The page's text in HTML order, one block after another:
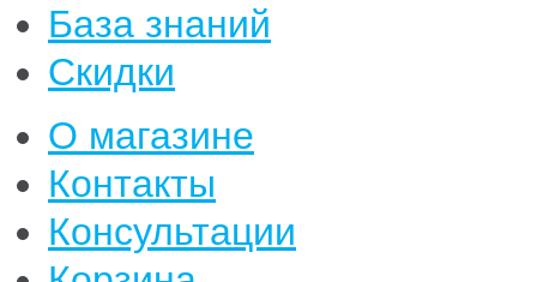
База знаний
Скидки
О магазине
Контакты
Консультации